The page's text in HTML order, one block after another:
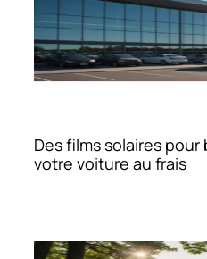
Des films solaires
votre voiture au frais